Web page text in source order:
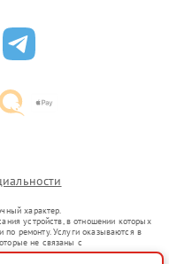
характер.
устройств, в отношении которых
ремонту. Услуги оказываются в
не связаны с
представителями.